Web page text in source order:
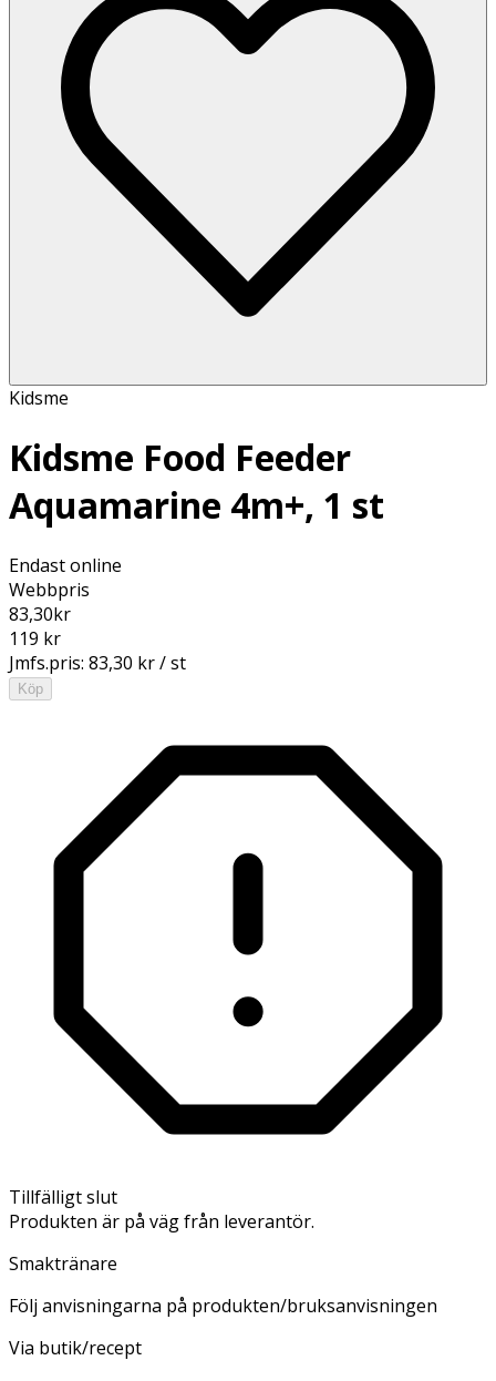
Kidsme
Kidsme Food Feeder
Aquamarine 4m+, 1 st
Endast online
Webbpris
83,30kr
119 kr
Jmfs.pris: 83,30 kr / st
Köp
Tillfälligt slut
Produkten är på väg från leverantör.
Smaktränare
Följ anvisningarna på produkten/bruksanvisningen
Via butik/recept